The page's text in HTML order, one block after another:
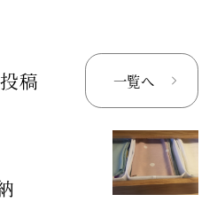
稿 一覧へ